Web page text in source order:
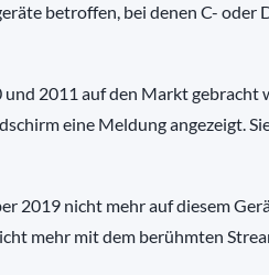
betroffen, bei denen C- oder
2011 auf den Markt gebracht
eine Meldung angezeigt.
2019 nicht mehr auf diesem
mehr mit dem berühmten